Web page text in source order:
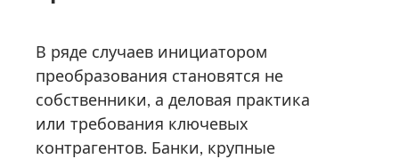
В ряде случаев инициатором
преобразования становятся не
собственники, а деловая практика
или требования ключевых
контрагентов. Банки, крупные